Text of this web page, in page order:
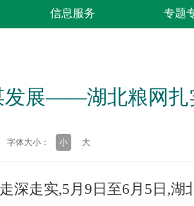
信息服务 专题
发展——湖北粮网扎
字体大小： 小 大
深走实,5月9日至6月5日,湖